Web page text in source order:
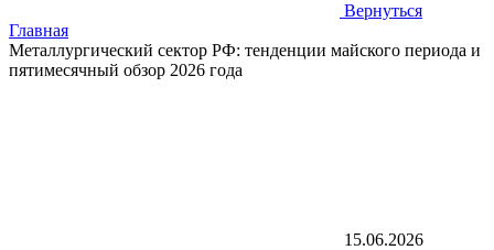
Вернуться
Главная
Металлургический сектор РФ: тенденции майского периода и
пятимесячный обзор 2026 года
15.06.2026